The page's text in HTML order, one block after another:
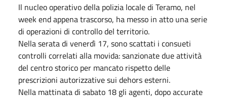
Il nucleo operativo della polizia locale di Teramo, nel
week end appena trascorso, ha messo in atto una serie
di operazioni di controllo del territorio.
Nella serata di venerdì 17, sono scattati i consueti
controlli correlati alla movida: sanzionate due attività
del centro storico per mancato rispetto delle
prescrizioni autorizzative sui dehors esterni.
Nella mattinata di sabato 18 gli agenti, dopo accurate